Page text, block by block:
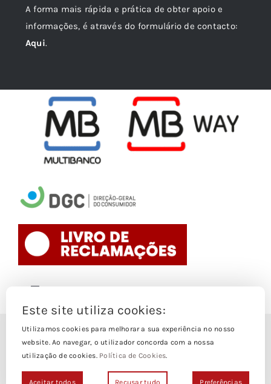
A forma mais rápida e prática de obter apoio e
informações, é através do formulário de contacto:
Aqui.
Navigation
Termos e Condições
© Copyright 1988- 2026
Loja Edições Piaget byPiaget Ensino Superior
direitos Reservados | Powered by
Este site utiliza cookies:
Utilizamos cookies para melhorar a sua experiência no nosso
website. Ao navegar, o utilizador concorda com a nossa
utilização de cookies. Política de Cookies.
Aceitar todos Recusar tudo Preferências